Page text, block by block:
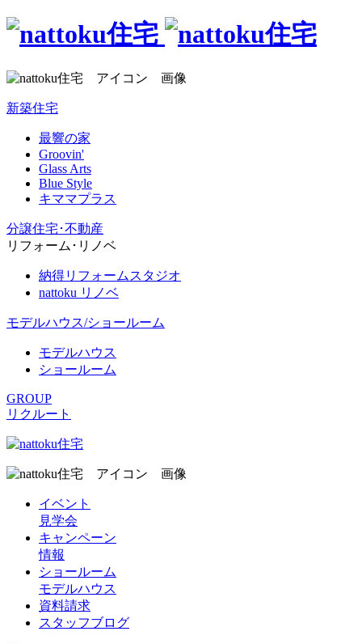
新築住宅
最響の家
Groovin'
Glass Arts
Blue Style
キママプラス
分譲住宅･不動産
リフォーム･リノベ
納得リフォームスタジオ
nattoku リノベ
モデルハウス/ショールーム
モデルハウス
ショールーム
GROUP
リクルート
イベント
見学会
キャンペーン
情報
ショールーム
モデルハウス
資料請求
スタッフブログ